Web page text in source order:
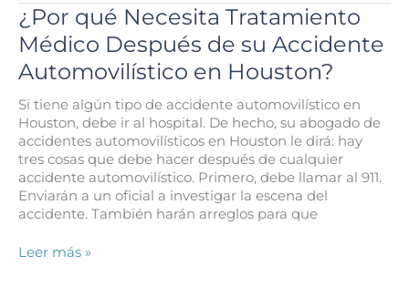
Ley
del
Buen
Samaritano
en
Texas?
¿Por qué Necesita Tratamiento
Médico Después de su Accidente
Automovilístico en Houston?
Si tiene algún tipo de accidente automovilístico en
Houston, debe ir al hospital. De hecho, su abogado de
accidentes automovilísticos en Houston le dirá: hay
tres cosas que debe hacer después de cualquier
accidente automovilístico. Primero, debe llamar al 911.
Enviarán a un oficial a investigar la escena del
accidente. También harán arreglos para que
¿Por
Leer más »